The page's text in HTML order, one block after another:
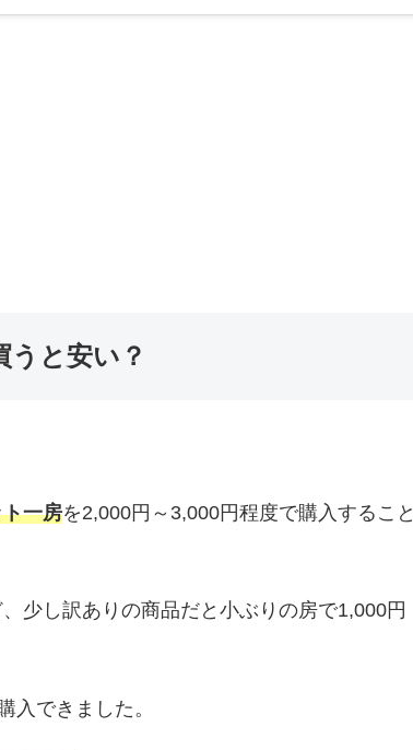
と安い？
一房を2,000円～3,000円程度で購入すること
少し訳ありの商品だと小ぶりの房で1,000円
入できました。